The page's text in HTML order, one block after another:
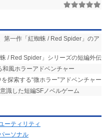
第一作「紅蜘蛛 / Red Spider」のア
/ Red Spider」シリーズの短編外伝
風ホラーアドベンチャー
探索する“微ホラー”アドベンチャー
識した短編SFノベルゲーム
ユーティリティ
ーソナル